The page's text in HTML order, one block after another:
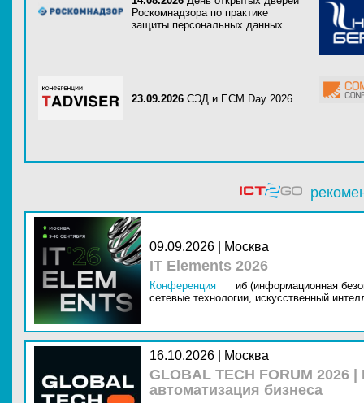
Роскомнадзора по практике
защиты персональных данных
23.09.2026 СЭД и ECM Day 2026
09.09.2026 | Москва
IT Elements 2026
Конференция
иб (информационная
сетевые технологии, искусственный
16.10.2026 | Москва
GLOBAL TECH FORUM
автоматизация бизнеса